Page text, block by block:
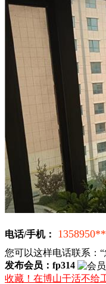
电话/手机：
您可以这样电话联系：
发布会员：fp314
收藏！在博山干活不给